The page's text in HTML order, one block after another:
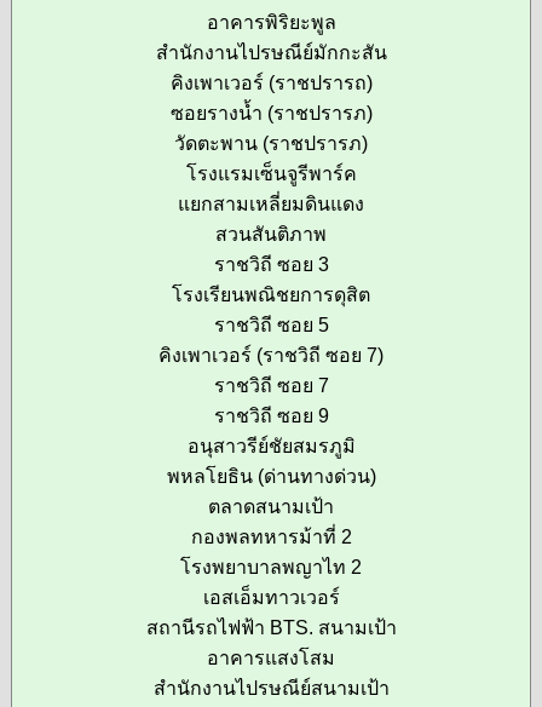
อาคารพิริยะพูล
สำนักงานไปรษณีย์มักกะสัน
คิงเพาเวอร์ (ราชปรารถ)
ซอยรางน้ำ (ราชปรารภ)
วัดตะพาน (ราชปรารภ)
โรงแรมเซ็นจูรีพาร์ค
แยกสามเหลี่ยมดินแดง
สวนสันติภาพ
ราชวิถี ซอย 3
โรงเรียนพณิชยการดุสิต
ราชวิถี ซอย 5
คิงเพาเวอร์ (ราชวิถี ซอย 7)
ราชวิถี ซอย 7
ราชวิถี ซอย 9
อนุสาวรีย์ชัยสมรภูมิ
พหลโยธิน (ด่านทางด่วน)
ตลาดสนามเป้า
กองพลทหารม้าที่ 2
โรงพยาบาลพญาไท 2
เอสเอ็มทาวเวอร์
สถานีรถไฟฟ้า BTS. สนามเป้า
อาคารแสงโสม
สำนักงานไปรษณีย์สนามเป้า